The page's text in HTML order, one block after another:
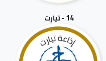
14 - تيارت